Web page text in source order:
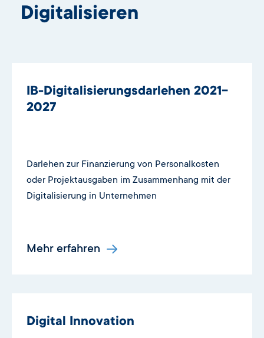
Digitalisieren
IB-Digitalisierungsdarlehen 2021-
2027
Darlehen zur Finanzierung von Personalkosten
oder Projektausgaben im Zusammenhang mit der
Digitalisierung in Unternehmen
Mehr erfahren
Digital Innovation